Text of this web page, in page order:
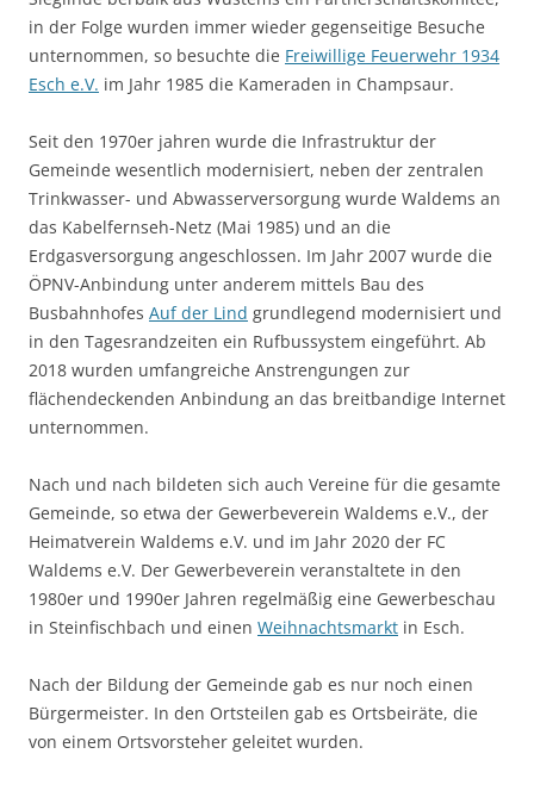
in der Folge wurden immer wieder gegenseitige Besuche
unternommen, so besuchte die Freiwillige Feuerwehr 1934
Esch e.V. im Jahr 1985 die Kameraden in Champsaur.
Seit den 1970er jahren wurde die Infrastruktur der
Gemeinde wesentlich modernisiert, neben der zentralen
Trinkwasser- und Abwasserversorgung wurde Waldems an
das Kabelfernseh-Netz (Mai 1985) und an die
Erdgasversorgung angeschlossen. Im Jahr 2007 wurde die
ÖPNV-Anbindung unter anderem mittels Bau des
Busbahnhofes Auf der Lind grundlegend modernisiert und
in den Tagesrandzeiten ein Rufbussystem eingeführt. Ab
2018 wurden umfangreiche Anstrengungen zur
flächendeckenden Anbindung an das breitbandige Internet
unternommen.
Nach und nach bildeten sich auch Vereine für die gesamte
Gemeinde, so etwa der Gewerbeverein Waldems e.V., der
Heimatverein Waldems e.V. und im Jahr 2020 der FC
Waldems e.V. Der Gewerbeverein veranstaltete in den
1980er und 1990er Jahren regelmäßig eine Gewerbeschau
in Steinfischbach und einen Weihnachtsmarkt in Esch.
Nach der Bildung der Gemeinde gab es nur noch einen
Bürgermeister. In den Ortsteilen gab es Ortsbeiräte, die
von einem Ortsvorsteher geleitet wurden.